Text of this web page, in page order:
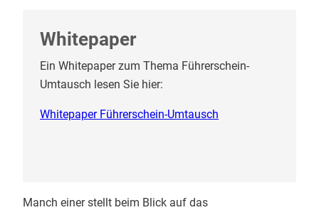
Whitepaper
Ein Whitepaper zum Thema Führerschein-
Umtausch lesen Sie hier:
Whitepaper Führerschein-Umtausch
Manch einer stellt beim Blick auf das